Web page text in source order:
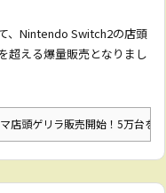
、Nintendo Switch2の店頭
超える爆量販売となりまし
店頭ゲリラ販売開始！5万台を